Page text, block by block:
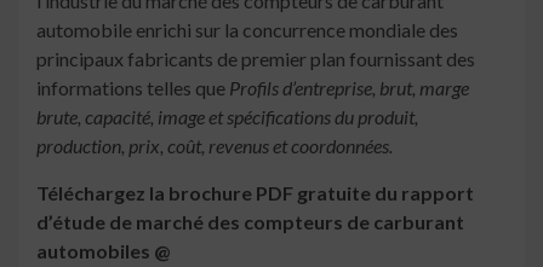
automobile enrichi sur la concurrence mondiale des
principaux fabricants de premier plan fournissant des
informations telles que Profils d’entreprise, brut, marge
brute, capacité, image et spécifications du produit,
production, prix, coût, revenus et coordonnées.
Téléchargez la brochure PDF gratuite du rapport
d’étude de marché des compteurs de carburant
automobiles @